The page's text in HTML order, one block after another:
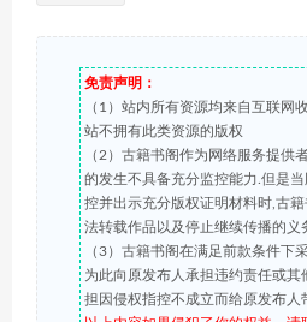
免责声明：
（1）站内所有资源均来自互联网
站不拥有此类资源的版权
（2）古籍书阁作为网络服务提供
的发生不具备充分监控能力.但是
控并出示充分版权证明材料时,古
法转载作品以及停止继续传播的义
（3）古籍书阁在满足前款条件下
为此向原发布人承担违约责任或其
担因侵权指控不成立而给原发布人